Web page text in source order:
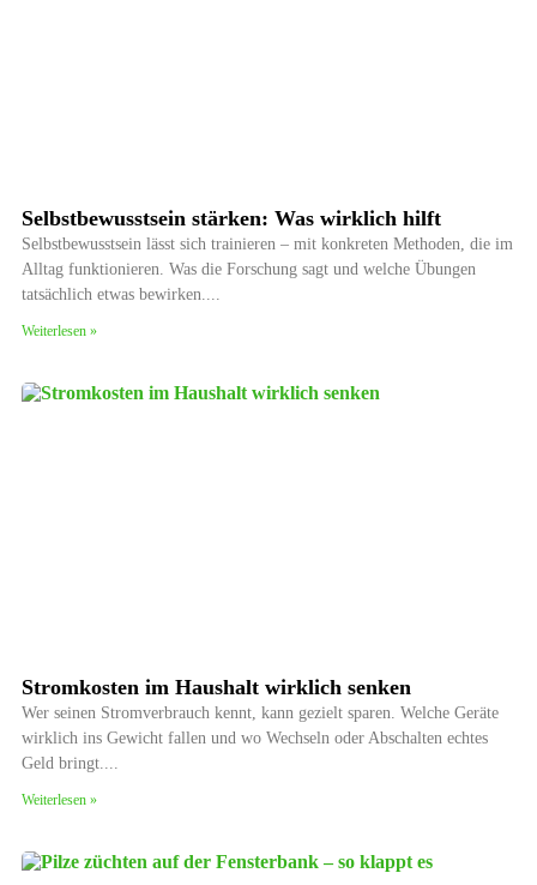
Selbstbewusstsein stärken: Was wirklich hilft
Selbstbewusstsein lässt sich trainieren – mit konkreten Methoden, die im
Alltag funktionieren. Was die Forschung sagt und welche Übungen
tatsächlich etwas bewirken.
Weiterlesen »
Stromkosten im Haushalt wirklich senken
Wer seinen Stromverbrauch kennt, kann gezielt sparen. Welche Geräte
wirklich ins Gewicht fallen und wo Wechseln oder Abschalten echtes
Geld bringt.
Weiterlesen »